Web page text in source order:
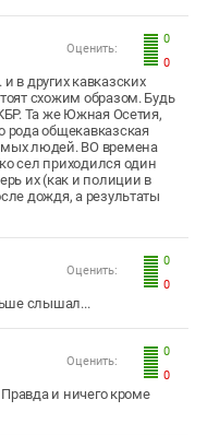
0
0
Оценить:
в других кавказских
схожим образом. Будь
Та же Южная Осетия,
рода общекавказская
людей. ВО времена
сел приходился один
их (как и полиции в
дождя, а результаты
0
0
Оценить:
слышал...
0
0
Оценить:
и ничего кроме